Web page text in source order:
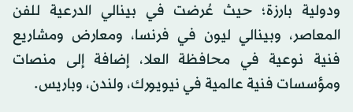
ودولية بارزة؛ حيث عُرضت في بينالي الدرعية للفن
المعاصر، وبينالي ليون في فرنسا، ومعارض ومشاريع
فنية نوعية في محافظة العلا، إضافة إلى منصات
ومؤسسات فنية عالمية في نيويورك، ولندن، وباريس.